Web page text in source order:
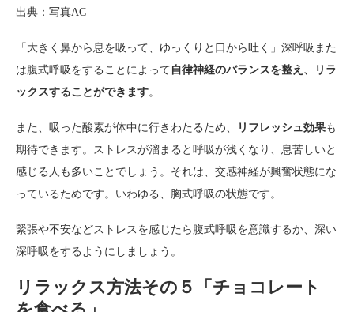
出典：写真AC
「大きく鼻から息を吸って、ゆっくりと口から吐く」深呼吸また
は腹式呼吸をすることによって 自律神経のバランスを整え、リラ
ックスすることができます。
また、吸った酸素が体中に行きわたるため、 リフレッシュ効果も
期待できます。ストレスが溜まると呼吸が浅くなり、息苦しいと
感じる人も多いことでしょう。それは、交感神経が興奮状態にな
っているためです。いわゆる、胸式呼吸の状態です。
緊張や不安などストレスを感じたら腹式呼吸を意識するか、深い
深呼吸をするようにしましょう。
リラックス方法その５「チョコレート